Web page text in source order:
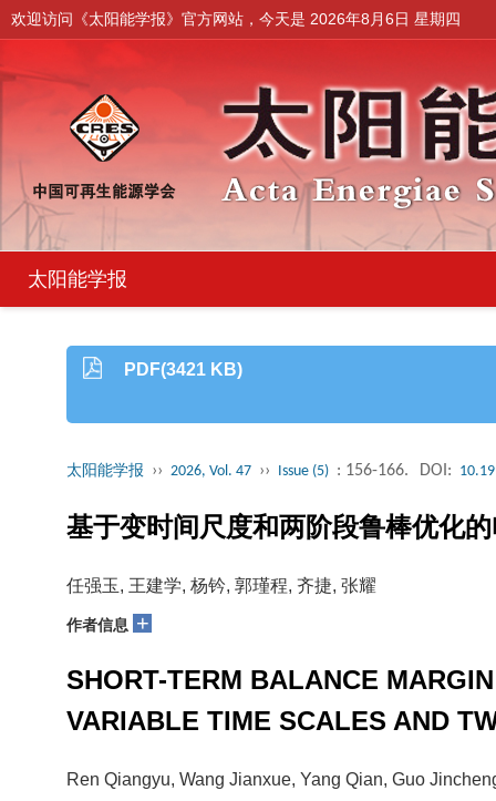
欢迎访问《太阳能学报》官方网站，今天是 2026年8月6日 星期四
太阳能学报
PDF(3421 KB)
太阳能学报 ›› 2026, Vol. 47 ›› Issue (5) : 156-166. DOI:
基于变时间尺度和两阶段鲁棒优化
任强玉, 王建学, 杨钤, 郭瑾程, 齐捷, 张耀
作者信息 +
SHORT-TERM BALANCE
VARIABLE TIME SCALES AND
Ren Qiangyu, Wang Jianxue, Yang Qian, Guo